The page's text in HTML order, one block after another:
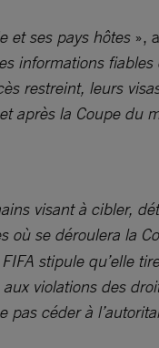
et ses pays hôtes»,
informations
restreint, leurs
après la Coupe du
visant à cibler,
où se déroulera la
stipule qu’elle
violations des
céder à